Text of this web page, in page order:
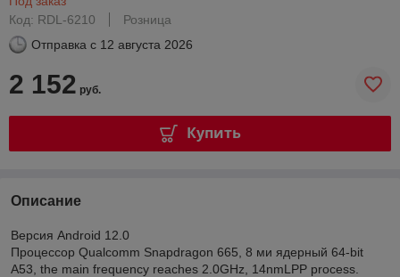
Код: RDL-6210
Розница
Отправка с 12 августа 2026
2 152 руб.
Купить
Описание
Версия Android 12.0
Процессор Qualcomm Snapdragon 665, 8 ми ядерный 64-bit
A53, the main frequency reaches 2.0GHz, 14nmLPP process.